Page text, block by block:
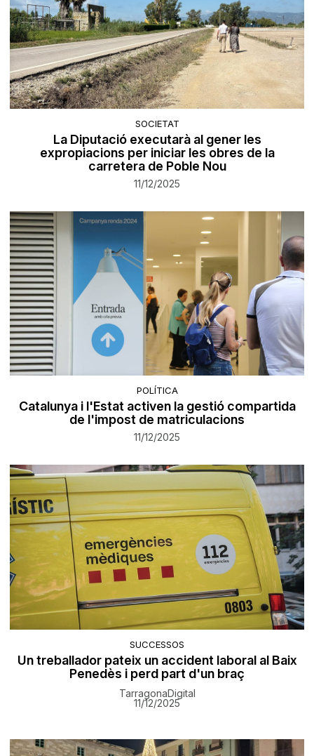
SOCIETAT
La Diputació executarà al gener les
expropiacions per iniciar les obres de la
carretera de Poble Nou
11/12/2025
POLÍTICA
Catalunya i l'Estat activen la gestió compartida
de l'impost de matriculacions
11/12/2025
SUCCESSOS
Un treballador pateix un accident laboral al Baix
Penedès i perd part d'un braç
TarragonaDigital
11/12/2025